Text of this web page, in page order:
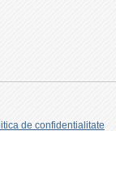
de confidentialitate